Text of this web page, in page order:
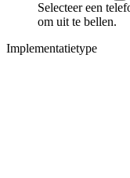
Selecteer een
om uit te bellen.
Implementatietype